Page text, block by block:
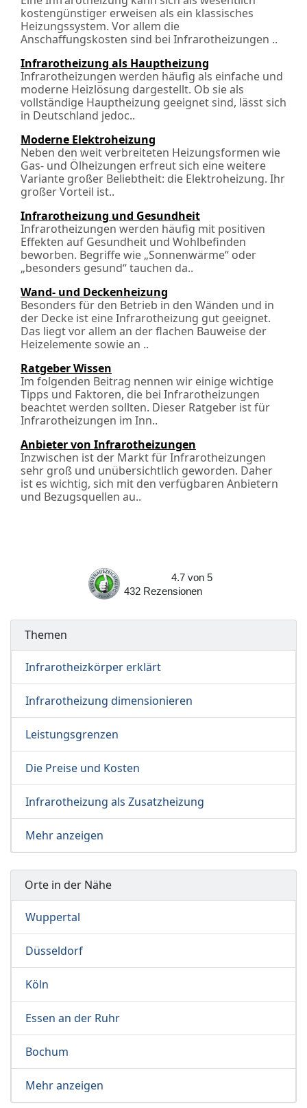
kostengünstiger erweisen als ein klassisches
Heizungssystem. Vor allem die
Anschaffungskosten sind bei Infrarotheizungen ..
Infrarotheizung als Hauptheizung
Infrarotheizungen werden häufig als einfache und
moderne Heizlösung dargestellt. Ob sie als
vollständige Hauptheizung geeignet sind, lässt sich
in Deutschland jedoc..
Moderne Elektroheizung
Neben den weit verbreiteten Heizungsformen wie
Gas- und Ölheizungen erfreut sich eine weitere
Variante großer Beliebtheit: die Elektroheizung. Ihr
großer Vorteil ist..
Infrarotheizung und Gesundheit
Infrarotheizungen werden häufig mit positiven
Effekten auf Gesundheit und Wohlbefinden
beworben. Begriffe wie „Sonnenwärme“ oder
„besonders gesund“ tauchen da..
Wand- und Deckenheizung
Besonders für den Betrieb in den Wänden und in
der Decke ist eine Infrarotheizung gut geeignet.
Das liegt vor allem an der flachen Bauweise der
Heizelemente sowie an ..
Ratgeber Wissen
Im folgenden Beitrag nennen wir einige wichtige
Tipps und Faktoren, die bei Infrarotheizungen
beachtet werden sollten. Dieser Ratgeber ist für
Infrarotheizungen im Inn..
Anbieter von Infrarotheizungen
Inzwischen ist der Markt für Infrarotheizungen
sehr groß und unübersichtlich geworden. Daher
ist es wichtig, sich mit den verfügbaren Anbietern
und Bezugsquellen au..
4.7 von 5
432
Rezensionen
Themen
Infrarotheizkörper erklärt
Infrarotheizung dimensionieren
Leistungsgrenzen
Die Preise und Kosten
Infrarotheizung als Zusatzheizung
Mehr anzeigen
Orte in der Nähe
Wuppertal
Düsseldorf
Köln
Essen an der Ruhr
Bochum
Mehr anzeigen